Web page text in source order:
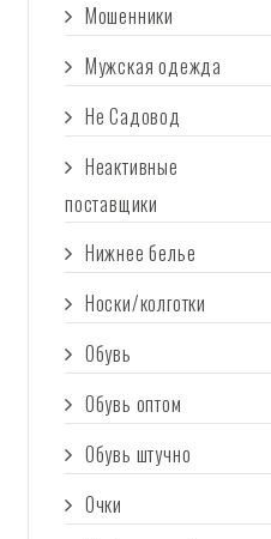
Мошенники
Мужская одежда
Не Садовод
Неактивные
поставщики
Нижнее белье
Носки/колготки
Обувь
Обувь оптом
Обувь штучно
Очки